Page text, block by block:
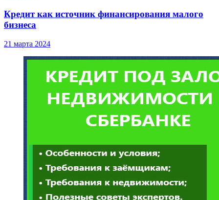
Кредит как источник финансирования малого
бизнеса
21 марта 2024